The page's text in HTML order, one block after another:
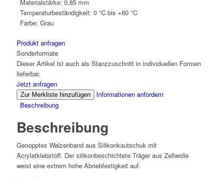
Materialstärke: 0,85 mm
Temperaturbeständigkeit: 0 °C bis +60 °C
Farbe: Grau
Produkt anfragen
Sonderformate
Dieser Artikel ist auch als Stanzzuschnitt in individuellen Formen
lieferbar.
Jetzt anfragen
Zur Merkliste hinzufügen
Informationen anfordern
Beschreibung
Beschreibung
Genopptes Walzenband aus Silikonkautschuk mit
Acrylatklebstoff. Der silikonbeschichtete Träger aus Zellwolle
weist eine extrem hohe Abriebfestigkeit auf.